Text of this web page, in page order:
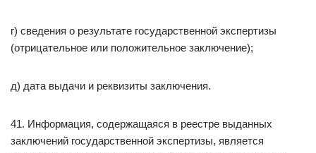
г) сведения о результате государственной экспертизы
(отрицательное или положительное заключение);
д) дата выдачи и реквизиты заключения.
41. Информация, содержащаяся в реестре выданных
заключений государственной экспертизы, является